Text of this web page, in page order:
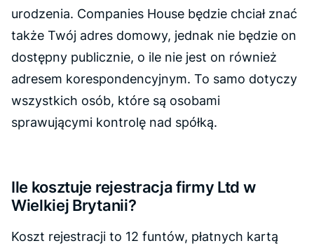
urodzenia. Companies House będzie chciał znać
także Twój adres domowy, jednak nie będzie on
dostępny publicznie, o ile nie jest on również
adresem korespondencyjnym. To samo dotyczy
wszystkich osób, które są osobami
sprawującymi kontrolę nad spółką.
Ile kosztuje rejestracja firmy Ltd w
Wielkiej Brytanii?
Koszt rejestracji to 12 funtów, płatnych kartą